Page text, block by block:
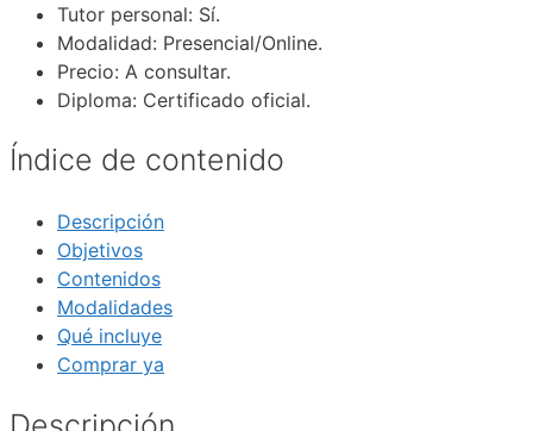
Tutor personal: Sí.
Modalidad: Presencial/Online.
Precio: A consultar.
Diploma: Certificado oficial.
Índice de contenido
Descripción
Objetivos
Contenidos
Modalidades
Qué incluye
Comprar ya